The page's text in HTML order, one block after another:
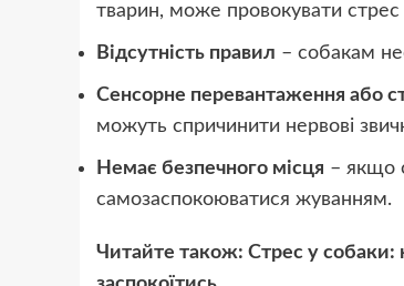
тварин, може провокувати стрес
Відсутність правил – собакам
Сенсорне перевантаження або
можуть спричинити нервові
Немає безпечного місця – якщо
самозаспокоюватися жуванням.
Читайте також: Стрес у собаки: